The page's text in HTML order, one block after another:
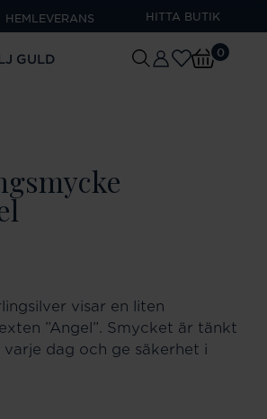
HEMLEVERANS HITTA BUTIK
GULD 0
visar en liten
”Angel”. Smycket är tänkt
dag och ge säkerhet i